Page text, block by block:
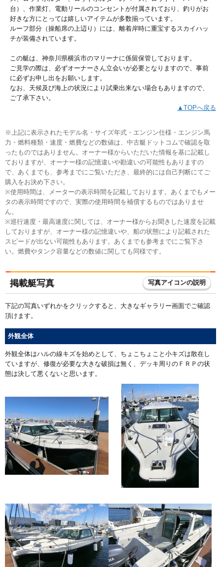
台）、作業灯、電動リールのコンセントが付属されており、釣りがお
好きな方にとっては嬉しいアイテムが多数揃っています。
ルーフ部分（操船席の上辺り）には、離着岸時に重宝するスカイハッ
チが装備されています。
この艇は、神奈川県横浜市のマリーナに係留保管しております。
ご見学の際は、必ずオーナーさん立会いが必要となりますので、事前
に必ずお申し出をお願いします。
なお、天候及び海上の状況により試乗出来ない場合もありますので、
ご了承下さい。
▲TOPへ戻る
※上記に表示されたモデル名・サイズ年式・エンジン仕様・エンジン馬
力・燃料種類・速度・燃費などの数値は、中古艇ドットコムで確認を取
ったものではありません。オーナー様からいただいた情報を基に記載し
ておりますが、オーナー様の記憶違いや勘違いの可能性もありますの
で、あくまでも、参考までにご覧いただき、最終的には自己判断にてご
購入をお決め下さい。
※使用時間は、メーターの表示時間を記載しております。あくまでもメー
タの表示時間ですので、実際の使用時間を補償するものではありませ
ん。
※巡行速度・最高速度に関しては、オーナー様からお聞きした速度を記載
しておりますが、オーナー様の記憶違いや、船の状態により記載された
スピードが出ない可能性もあります。あくまでも参考までにご覧下さ
い。燃費やタンク容量などの数値に関しても同様です。
掲載艇写真 写真アイコンの説明
下記の写真いずれかをクリックすると、大きなギャラリー画面でご確認
頂けます。
外観全体
外観全体はハルの線キズを始めとして、ちょこちょこと小キズは散在し
ていますが、修復が必要な大きな破損は無く、デッキ周りのＦＲＰの状
態は決して悪くないと思います。